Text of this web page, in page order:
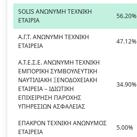
SOLIS ΑΝΩΝΥΜΗ ΤΕΧΝΙΚΗ
ΕΤΑΙΡΙΑ
56.20%
Α.Γ.Τ. ΑΝΩΝΥΜΗ ΤΕΧΝΙΚΗ
ΕΤΑΙΡΕΙΑ
47.12%
Α.Τ.Ε.Σ.Ε. ΑΝΩΝΥΜΗ ΤΕΧΝΙΚΗ
ΕΜΠΟΡΙΚΗ ΣΥΜΒΟΥΛΕΥΤΙΚΗ
ΝΑΥΤΙΛΙΑΚΗ ΞΕΝΟΔΟΧΕΙΑΚΗ
ΕΤΑΙΡΕΙΑ – ΙΔΙΩΤΙΚΗ
ΕΠΙΧΕΙΡΗΣΗ ΠΑΡΟΧΗΣ
ΥΠΗΡΕΣΙΩΝ ΑΣΦΑΛΕΙΑΣ
34.90%
ΕΠΑΚΡΟΝ ΤΕΧΝΙΚΗ ΑΝΩΝΥΜΟΣ
ΕΤΑΙΡΕΙΑ
5.00%